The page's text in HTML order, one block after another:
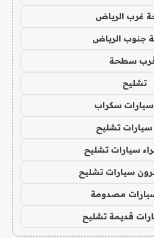
غرب الرياض
جنوب الرياض
سطحة
تشليح
سكراب
سيارات تشليح
سيارات تشليح
سيارات تشليح
مصدومة
قديمة تشليح